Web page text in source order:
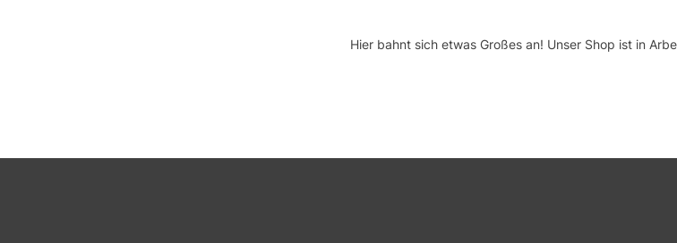
Hier bahnt sich etwas Großes an! Unser Shop ist in